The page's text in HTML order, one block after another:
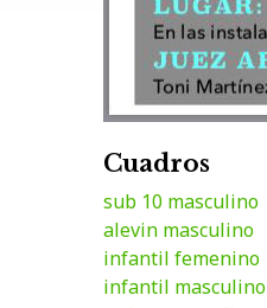
Cuadros
sub 10 masculino
alevin masculino
infantil femenino
infantil masculino